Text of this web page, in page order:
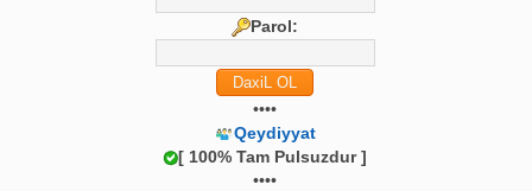
Parol:
••••
Qeydiyyat
[ 100% Tam Pulsuzdur ]
••••